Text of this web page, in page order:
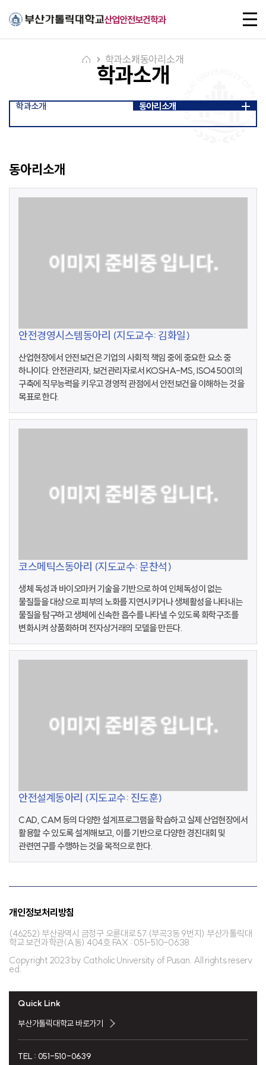
산업안전보건학과
전
체
메
학과소개
학과소개동아리소개
학과소개 동아리소개
동아리소개
안전경영시스템동아리 (지도교수: 김화일)
산업현장에서 안전보건은 기업의 사회적 책임 중에 중요한 요소 중
하나이다. 안전관리자, 보건관리자로서 KOSHA-MS, ISO45001의
구축에 직무능력을 키우고 경영적 관점에서 안전보건을 이해하는 것을
목표로 한다.
코스메틱스동아리 (지도교수: 문찬석)
생체 독성과 바이오마커 기술을 기반으로 하여 인체독성이 없는
물질들을 대상으로 피부의 노화를 지연시키거나 생체활성을 나타내는
물질을 탐구하고 생체에 신속한 흡수를 나타낼 수 있도록 화학구조를
변화시켜 상품화하며 전자상거래의 모델을 만든다.
안전설계동아리 (지도교수: 진도훈)
CAD, CAM 등의 다양한 설계프로그램을 학습하고 실제 산업현장에서
활용할 수 있도록 설계해보고, 이를 기반으로 다양한 경진대회 및
관련연구를 수행하는 것을 목적으로 한다.
개인정보처리방침
(46252) 부산광역시 금정구 오륜대로 57 (부곡3동 9번지) 부산가톨릭대
학교 보건과학관(A동) 404호 FAX : 051-510-0638
Copyright 2023 by Catholic University of Pusan. All rights reserv
ed.
Quick Link
부산가톨릭대학교 바로가기
TEL : 051-510-0639